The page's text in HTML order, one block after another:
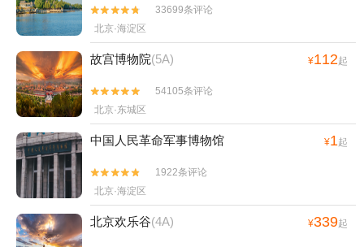


33699条评论
北京·海淀区
故宫博物院(5A) ¥112起


54105条评论
北京·东城区
中国人民革命军事博物馆 ¥1起


1922条评论
北京·海淀区
北京欢乐谷(4A) ¥339起